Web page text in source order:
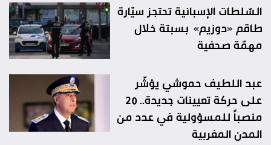
السّلطات الإسبانية تحتجز سيّارة
طاقم «دوزيم» بسبتة خلال
مهمّة صحفية
عبد اللطيف حموشي يؤشّر
على حركة تعيينات جديدة.. 20
منصباً للمسؤولية في عدد من
المدن المغربية